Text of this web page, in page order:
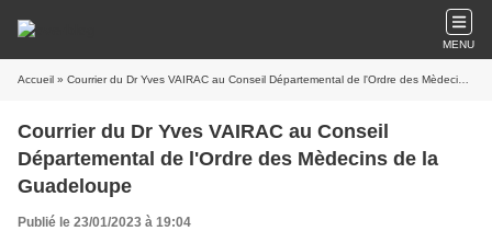
MENU
Accueil » Courrier du Dr Yves VAIRAC au Conseil Départemental de l'Ordre des Mèdecins de la Guadeloupe
Courrier du Dr Yves VAIRAC au Conseil
Départemental de l'Ordre des Mèdecins de la
Guadeloupe
Publié le 23/01/2023 à 19:04